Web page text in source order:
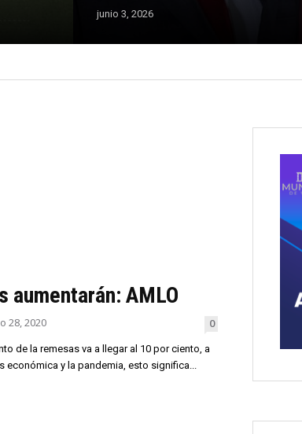
junio 3, 2026
aumentarán: AMLO
28, 2020 0
de la remesas va a llegar al 10 por ciento, a
económica y la pandemia, esto significa...